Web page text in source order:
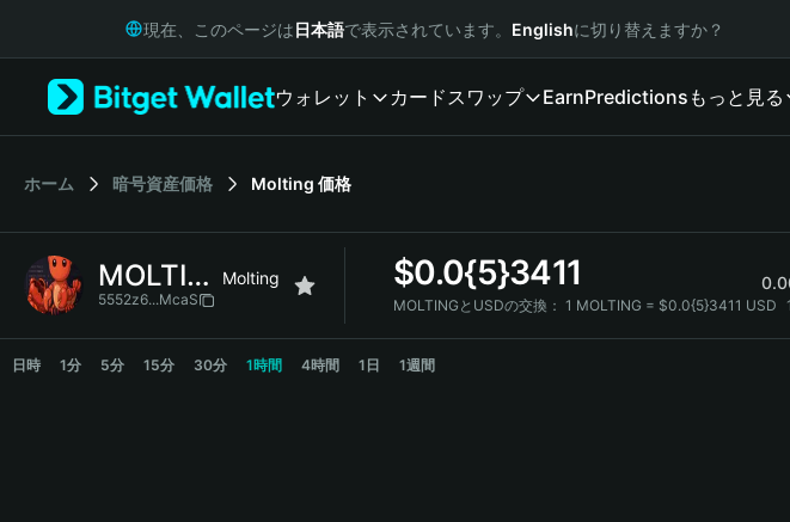
Русский
Italiano
简体中文
繁體中文
Bahasa Indonesia
現在、このページは日本語で表示されています。 Englishに切り替えますか？
ウォレット カードスワップ EarnPredictions もっと見る
ホーム 暗号資産価格 Molting 価格
MOLTING Molting
5552z6...McaS
$0.0{5}3411
MOLTINGとUSDの交換： 1 MOLTING = $0.0{5}3411 USD
MOLTING Price Chart
日時 1分 5分 15分 30分 1時間 4時間 1日 1週間